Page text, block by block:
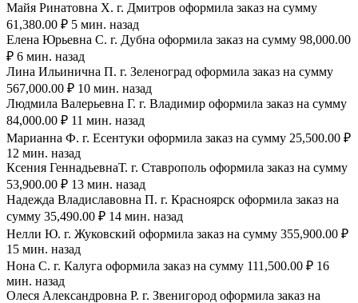
Майя Ринатовна Х. г. Дмитров оформила заказ на сумму
61,380.00 ₽ 5 мин. назад
Елена Юрьевна С. г. Дубна оформила заказ на сумму 98,000.00
₽ 6 мин. назад
Лина Ильинична П. г. Зеленоград оформила заказ на сумму
567,000.00 ₽ 10 мин. назад
Людмила Валерьевна Г. г. Владимир оформила заказ на сумму
84,000.00 ₽ 11 мин. назад
Марианна Ф. г. Есентуки оформила заказ на сумму 25,500.00 ₽
12 мин. назад
Ксения ГеннадьевнаТ. г. Ставрополь оформила заказ на сумму
53,900.00 ₽ 13 мин. назад
Надежда Владиславовна П. г. Красноярск оформила заказ на
сумму 35,490.00 ₽ 14 мин. назад
Нелли Ю. г. Жуковский оформила заказ на сумму 355,900.00 ₽
15 мин. назад
Нона С. г. Калуга оформила заказ на сумму 111,500.00 ₽ 16
мин. назад
Олеся Александровна Р. г. Звенигород оформила заказ на